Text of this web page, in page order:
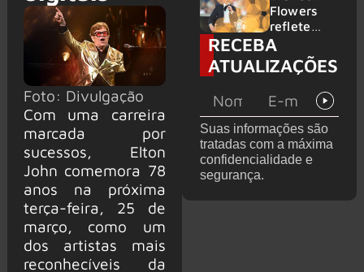
Foto: Divulgação
Com uma carreira
marcada por
sucessos, Elton
John comemora 78
anos na próxima
terça-feira, 25 de
março, como um
dos artistas mais
reconhecíveis da
2026
do GHOST
e KORN
Flowers
reflete
sobre o
futuro e
levanta
de de
deixar os
palcos
RECEBA
ATUALIZAÇÕES
Suas informações são
tratadas com a máxima
confidencialidade e
segurança.